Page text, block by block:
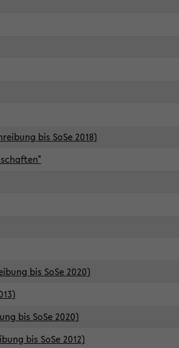
bis SoSe 2018)
bis SoSe 2020)
bis SoSe 2020)
bis SoSe 2012)